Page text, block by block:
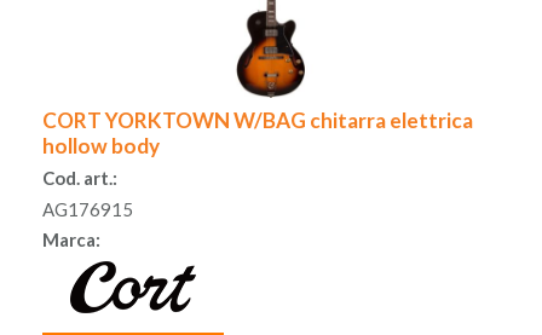
CORT YORKTOWN W/BAG chitarra elettrica
hollow body
Cod. art.:
AG176915
Marca: